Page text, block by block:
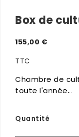
Box de
155,00 €
TTC
Chambre de
toute l'année...
Quantité